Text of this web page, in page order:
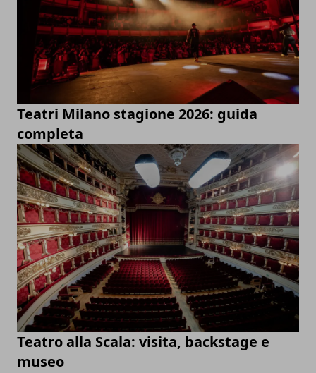
Teatri Milano stagione 2026: guida
completa
Teatro alla Scala: visita, backstage e
museo